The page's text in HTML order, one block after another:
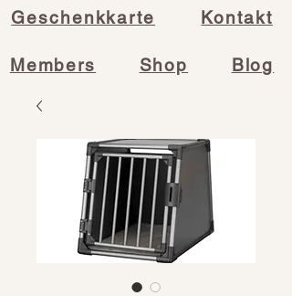
Geschenkkarte Kontakt
Members Shop Blog